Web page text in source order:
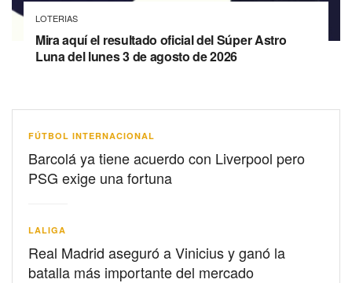
LOTERIAS
Mira aquí el resultado oficial del Súper Astro
Luna del lunes 3 de agosto de 2026
FÚTBOL INTERNACIONAL
Barcolá ya tiene acuerdo con Liverpool pero
PSG exige una fortuna
LALIGA
Real Madrid aseguró a Vinicius y ganó la
batalla más importante del mercado